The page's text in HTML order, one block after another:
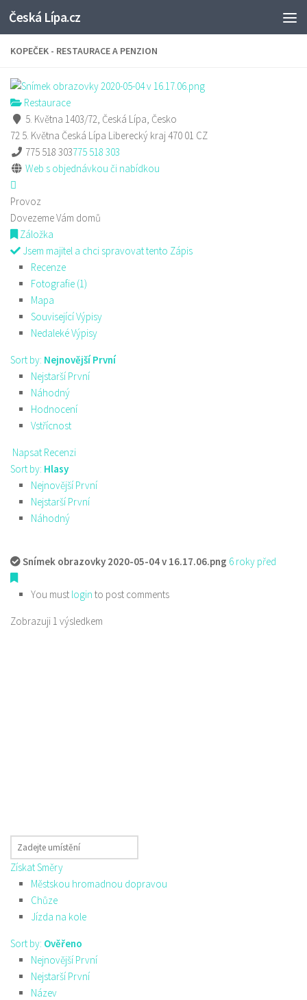
Skip to content
Česká Lípa.cz
KOPEČEK - RESTAURACE A PENZION
Restaurace
5. Května 1403/72, Česká Lípa, Česko
72 5. Května Česká Lípa Liberecký kraj470 01 CZ
775 518 303775 518 303
Web s objednávkou či nabídkou
Provoz
Dovezeme Vám domů
Záložka
Jsem majitel a chci spravovat tento Zápis
Recenze
Fotografie (1)
Mapa
Související Výpisy
Nedaleké Výpisy
Sort by: Nejnovější První
Nejstarší První
Náhodný
Hodnocení
Vstřícnost
Napsat Recenzi
Sort by: Hlasy
Nejnovější První
Nejstarší První
Náhodný
Snímek obrazovky 2020-05-04 v 16.17.06.png 6 roky před
You must login to post comments
Zobrazuji 1 výsledkem
Získat Směry
Městskou hromadnou dopravou
Chůze
Jízda na kole
Sort by: Ověřeno
Nejnovější První
Nejstarší První
Název